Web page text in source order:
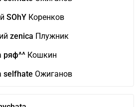
SOhYКоренков
zenica Плужник
ряф^^Кошкин
selfhate Ожиганов